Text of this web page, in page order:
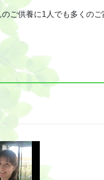
ご供養に1人でも多くの